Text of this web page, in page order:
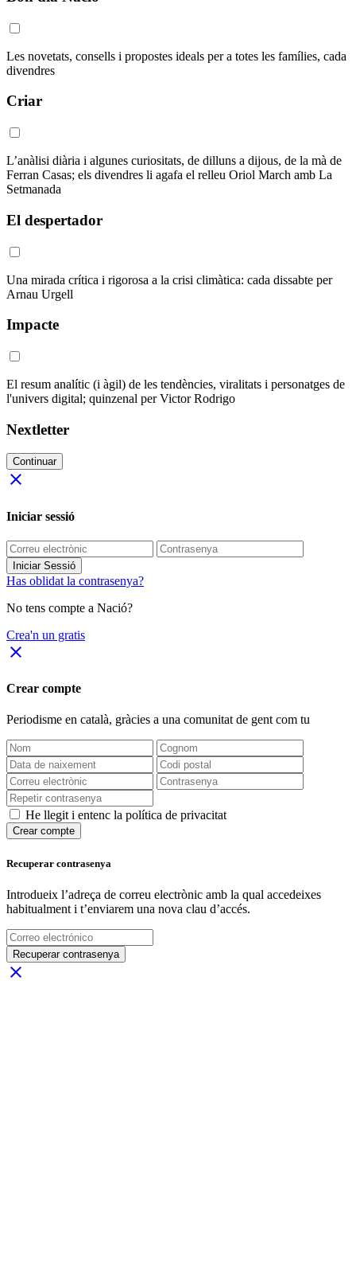
Les novetats, consells i propostes ideals per a totes les famílies, cada
divendres
Criar
L’anàlisi diària i algunes curiositats, de dilluns a dijous, de la mà de
Ferran Casas; els divendres li agafa el relleu Oriol March amb La
Setmanada
El despertador
Una mirada crítica i rigorosa a la crisi climàtica: cada dissabte per
Arnau Urgell
Impacte
El resum analític (i àgil) de les tendències, viralitats i personatges de
l'univers digital; quinzenal per Victor Rodrigo
Nextletter
Continuar
close
Iniciar sessió
Iniciar Sessió
Has oblidat la contrasenya?
No tens compte a Nació?
Crea'n un gratis
close
Crear compte
Periodisme en català, gràcies a una comunitat de gent com tu
He llegit i entenc la política de privacitat
Crear compte
Recuperar contrasenya
Introdueix l’adreça de correu electrònic amb la qual accedeixes
habitualment i t’enviarem una nova clau d’accés.
Recuperar contrasenya
close